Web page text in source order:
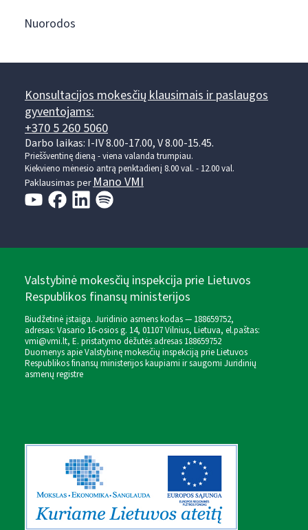
Nuorodos
Konsultacijos mokesčių klausimais ir paslaugos
gyventojams:
+370 5 260 5060
Darbo laikas: I-IV 8.00-17.00, V 8.00-15.45.
Prieššventinę dieną - viena valanda trumpiau.
Kiekvieno mėnesio antrą penktadienį 8.00 val. - 12.00 val.
Paklausimas per Mano VMI
Valstybinė mokesčių inspekcija prie Lietuvos
Respublikos finansų ministerijos
Biudžetinė įstaiga. Juridinio asmens kodas — 188659752,
adresas: Vasario 16-osios g. 14, 01107 Vilnius, Lietuva, el.paštas:
vmi@vmi.lt, E. pristatymo dėžutės adresas 188659752
Duomenys apie Valstybinę mokesčių inspekciją prie Lietuvos
Respublikos finansų ministerijos kaupiami ir saugomi Juridinių
asmenų registre